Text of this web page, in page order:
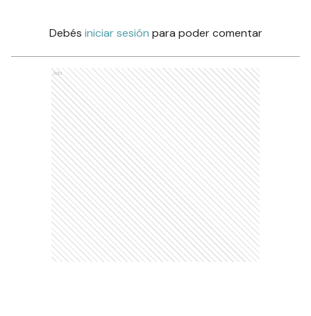
Debés iniciar sesión para poder comentar
Ads